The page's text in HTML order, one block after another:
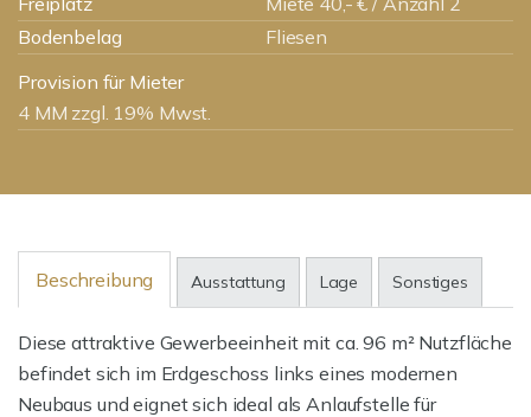
Bodenbelag
Fliesen
Provision für Mieter
4 MM zzgl. 19% Mwst.
Beschreibung Ausstattung Lage Sonstiges
Diese attraktive Gewerbeeinheit mit ca. 96 m² Nutzfläche
befindet sich im Erdgeschoss links eines modernen
Neubaus und eignet sich ideal als Anlaufstelle für